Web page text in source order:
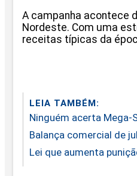
A campanha acontece
Nordeste. Com uma
receitas típicas da
LEIA TAMBÉM:
Ninguém acerta Mega-
Balança comercial de
Lei que aumenta